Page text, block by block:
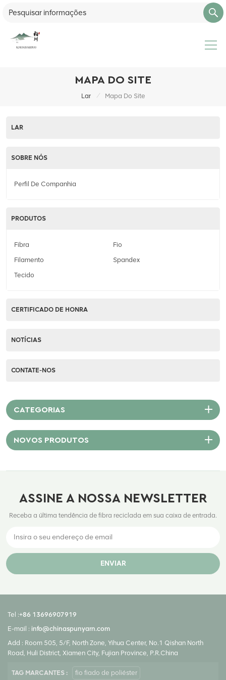
MAPA DO SITE
Lar / Mapa Do Site
LAR
SOBRE NÓS
Perfil De Companhia
PRODUTOS
Fibra
Fio
Filamento
Spandex
Tecido
CERTIFICADO DE HONRA
NOTÍCIAS
CONTATE-NOS
CATEGORIAS
NOVOS PRODUTOS
ASSINE A NOSSA NEWSLETTER
Receba a última tendência de fibra reciclada em sua caixa de entrada.
ENVIAR
Tel :+86 13696907919
E-mail : info@chinaspunyarn.com
Add : Room 505, 5/F, North Zone, Yihua Center, No.1 Qishan North
Road, Huli District, Xiamen City, Fujian Province, P.R.China
TAG MARCANTES : fio fiado de poliéster